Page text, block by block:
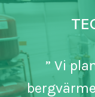
” Vi